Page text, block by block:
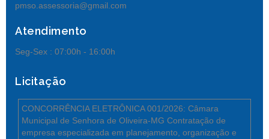
pmso.assessoria@gmail.com
Atendimento
Seg-Sex : 07:00h - 16:00h
Licitação
CONCORRÊNCIA ELETRÔNICA 001/2026: Câmara
Municipal de Senhora de Oliveira-MG Contratação de
empresa especializada em planejamento, organização e